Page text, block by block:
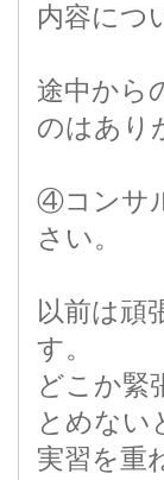
内容につ
途中から
のはあり
④コンサ
さい。
以前は頑
す。
どこか緊
とめない
実習を重